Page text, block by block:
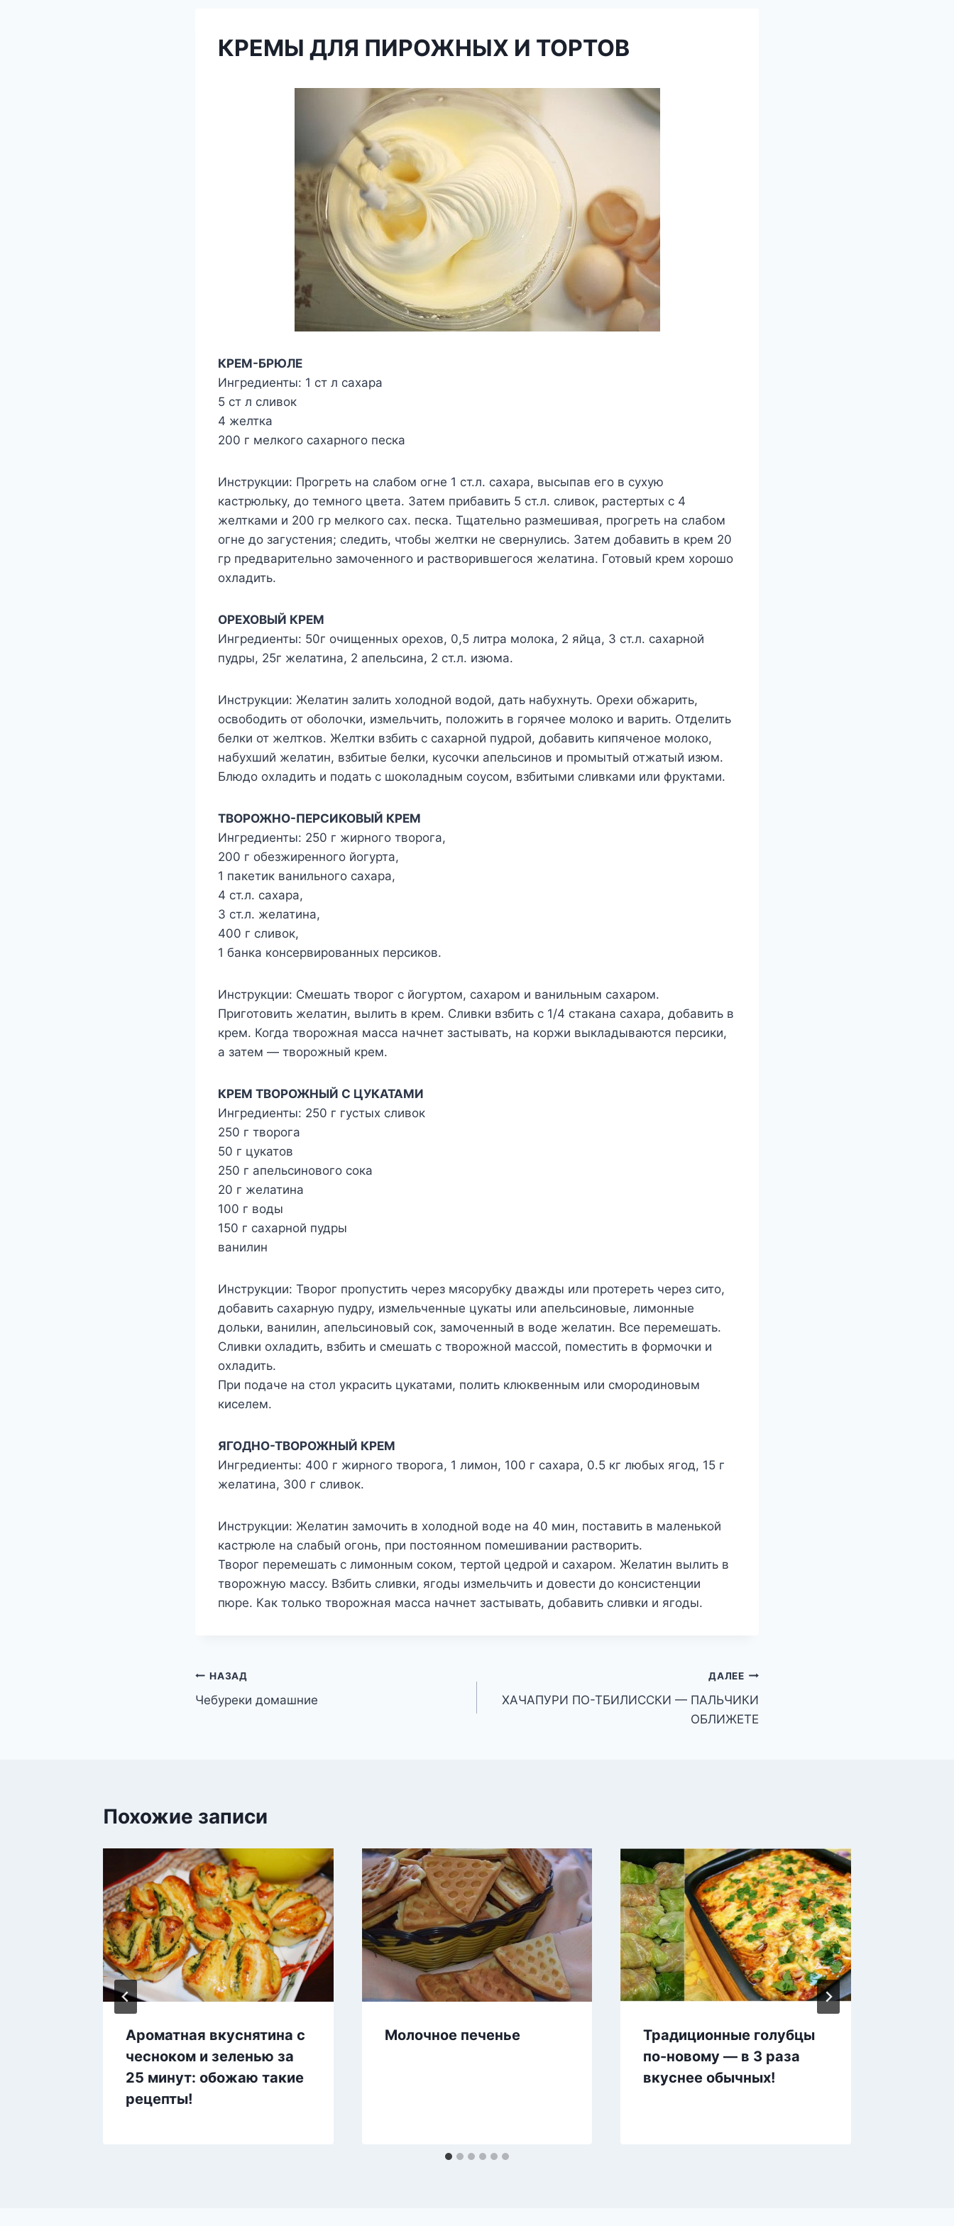
КРЕМЫ ДЛЯ ПИРОЖНЫХ И ТОРТОВ
КРЕМ-БРЮЛЕ
Ингредиенты: 1 ст л сахара
5 ст л сливок
4 желтка
200 г мелкого сахарного песка
Инструкции: Прогреть на слабом огне 1 ст.л. сахара, высыпав его в сухую
кастрюльку, до темного цвета. Затем прибавить 5 ст.л. сливок, растертых с 4
желтками и 200 гр мелкого сах. песка. Тщательно размешивая, прогреть на слабом
огне до загустения; следить, чтобы желтки не свернулись. Затем добавить в крем 20
гр предварительно замоченного и растворившегося желатина. Готовый крем хорошо
охладить.
ОРЕХОВЫЙ КРЕМ
Ингредиенты: 50г очищенных орехов, 0,5 литра молока, 2 яйца, 3 ст.л. сахарной
пудры, 25г желатина, 2 апельсина, 2 ст.л. изюма.
Инструкции: Желатин залить холодной водой, дать набухнуть. Орехи обжарить,
освободить от оболочки, измельчить, положить в горячее молоко и варить. Отделить
белки от желтков. Желтки взбить с сахарной пудрой, добавить кипяченое молоко,
набухший желатин, взбитые белки, кусочки апельсинов и промытый отжатый изюм.
Блюдо охладить и подать с шоколадным соусом, взбитыми сливками или фруктами.
ТВОРОЖНО-ПЕРСИКОВЫЙ КРЕМ
Ингредиенты: 250 г жирного творога,
200 г обезжиренного йогурта,
1 пакетик ванильного сахара,
4 ст.л. сахара,
3 ст.л. желатина,
400 г сливок,
1 банка консервированных персиков.
Инструкции: Смешать творог с йогуртом, сахаром и ванильным сахаром.
Приготовить желатин, вылить в крем. Сливки взбить с 1/4 стакана сахара, добавить в
крем. Когда творожная масса начнет застывать, на коржи выкладываются персики,
а затем — творожный крем.
КРЕМ ТВОРОЖНЫЙ С ЦУКАТАМИ
Ингредиенты: 250 г густых сливок
250 г творога
50 г цукатов
250 г апельсинового сока
20 г желатина
100 г воды
150 г сахарной пудры
ванилин
Инструкции: Творог пропустить через мясорубку дважды или протереть через сито,
добавить сахарную пудру, измельченные цукаты или апельсиновые, лимонные
дольки, ванилин, апельсиновый сок, замоченный в воде желатин. Все перемешать.
Сливки охладить, взбить и смешать с творожной массой, поместить в формочки и
охладить.
При подаче на стол украсить цукатами, полить клюквенным или смородиновым
киселем.
ЯГОДНО-ТВОРОЖНЫЙ КРЕМ
Ингредиенты: 400 г жирного творога, 1 лимон, 100 г сахара, 0.5 кг любых ягод, 15 г
желатина, 300 г сливок.
Инструкции: Желатин замочить в холодной воде на 40 мин, поставить в маленькой
кастрюле на слабый огонь, при постоянном помешивании растворить.
Творог перемешать с лимонным соком, тертой цедрой и сахаром. Желатин вылить в
творожную массу. Взбить сливки, ягоды измельчить и довести до консистенции
пюре. Как только творожная масса начнет застывать, добавить сливки и ягоды.
Навигация
по
НАЗАД
Чебуреки домашние
ДАЛЕЕ
ХАЧАПУРИ ПО-ТБИЛИССКИ — ПАЛЬЧИКИ
ОБЛИЖЕТЕ
Похожие записи
Ароматная вкуснятина с
чесноком и зеленью за
25 минут: обожаю такие
рецепты!
Молочное печенье
Традиционные голубцы
по-новому — в 3 раза
вкуснее обычных!